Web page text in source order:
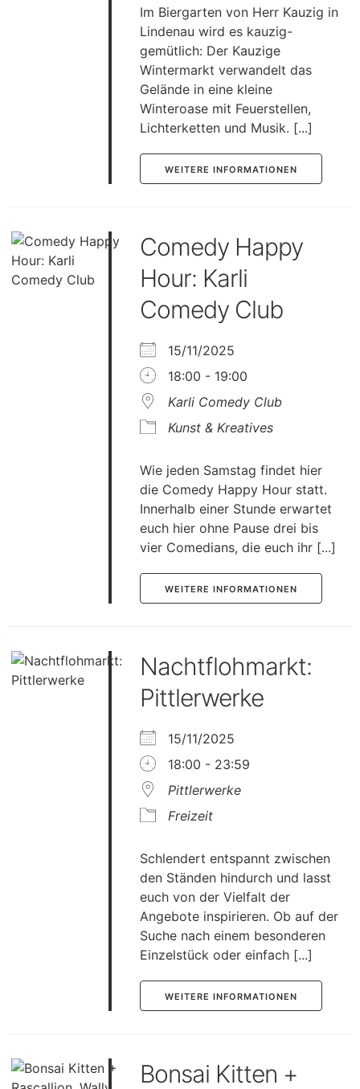
Im Biergarten von Herr Kauzig in
Lindenau wird es kauzig-
gemütlich: Der Kauzige
Wintermarkt verwandelt das
Gelände in eine kleine
Winteroase mit Feuerstellen,
Lichterketten und Musik. [...]
WEITERE INFORMATIONEN
Comedy Happy
Hour: Karli
Comedy Club
15/11/2025
18:00 - 19:00
Karli Comedy Club
Kunst & Kreatives
Wie jeden Samstag findet hier
die Comedy Happy Hour statt.
Innerhalb einer Stunde erwartet
euch hier ohne Pause drei bis
vier Comedians, die euch ihr [...]
WEITERE INFORMATIONEN
Nachtflohmarkt:
Pittlerwerke
15/11/2025
18:00 - 23:59
Pittlerwerke
Freizeit
Schlendert entspannt zwischen
den Ständen hindurch und lasst
euch von der Vielfalt der
Angebote inspirieren. Ob auf der
Suche nach einem besonderen
Einzelstück oder einfach [...]
WEITERE INFORMATIONEN
Bonsai Kitten +